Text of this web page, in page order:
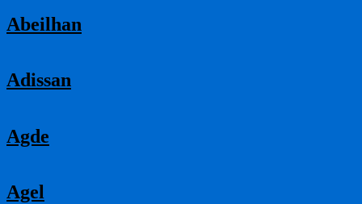
Abeilhan
Adissan
Agde
Agel